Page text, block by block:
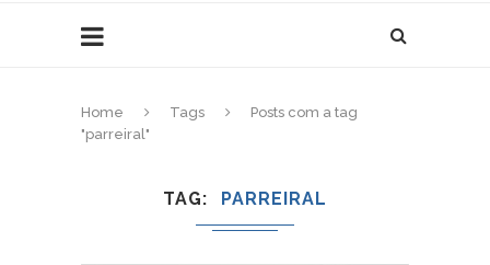
Home Tags
Posts com a tag
"parreiral"
TAG PARREIRAL